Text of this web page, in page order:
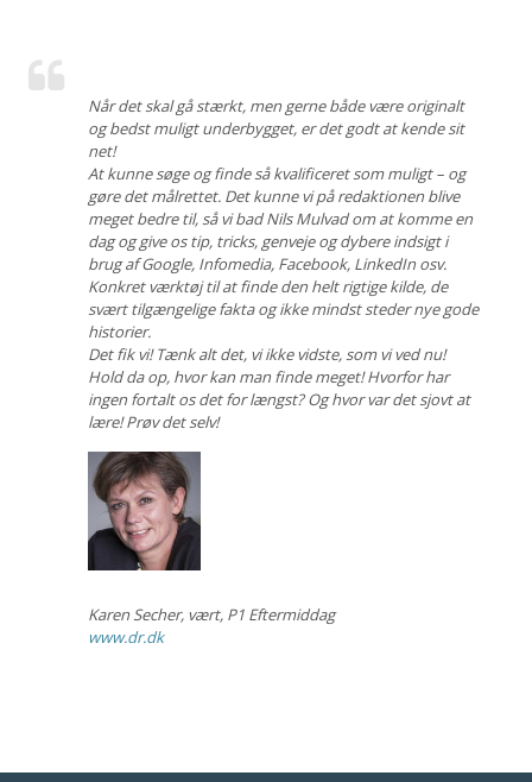
Når det skal gå stærkt, men gerne både være originalt
og bedst muligt underbygget, er det godt at kende sit
net!
At kunne søge og finde så kvalificeret som muligt – og
gøre det målrettet. Det kunne vi på redaktionen blive
meget bedre til, så vi bad Nils Mulvad om at komme en
dag og give os tip, tricks, genveje og dybere indsigt i
brug af Google, Infomedia, Facebook, LinkedIn osv.
Konkret værktøj til at finde den helt rigtige kilde, de
svært tilgængelige fakta og ikke mindst steder nye gode
historier.
Det fik vi! Tænk alt det, vi ikke vidste, som vi ved nu!
Hold da op, hvor kan man finde meget! Hvorfor har
ingen fortalt os det for længst? Og hvor var det sjovt at
lære! Prøv det selv!
Karen Secher, vært, P1 Eftermiddag
www.dr.dk